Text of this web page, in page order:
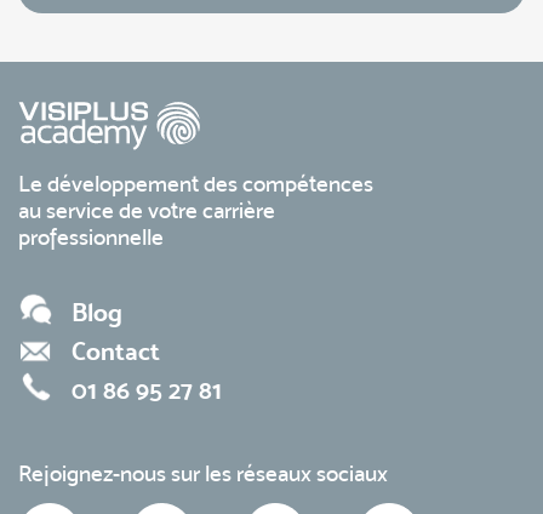
Le développement des compétences
au service de votre carrière
professionnelle
Blog
Contact
01 86 95 27 81
Rejoignez-nous sur les réseaux sociaux